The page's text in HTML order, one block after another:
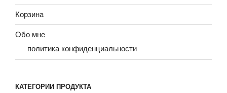
Корзина
Обо мне
политика конфиденциальности
КАТЕГОРИИ ПРОДУКТА